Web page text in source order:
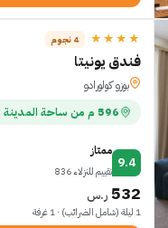
★★★★ 4 نجوم
فندق يونيتا
بوزو كولورادو
596 م من ساحة المدينة القديمة
9.4
ممتاز
تقييم للنزلاء 836
532 ر.س
1 ليلة (شامل الضرائب) · 1 غرفة